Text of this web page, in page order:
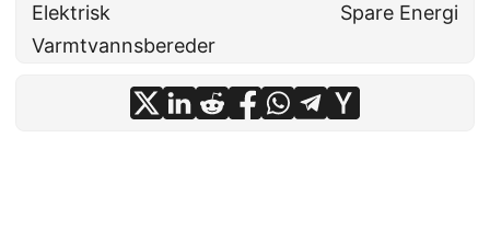
Elektrisk
Varmtvannsbereder
Spare Energi